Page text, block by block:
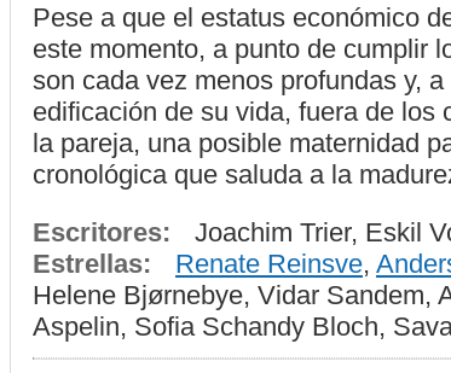
Pese a que el estatus económico
este momento, a punto de cumplir
son cada vez menos profundas y,
edificación de su vida, fuera de los
la pareja, una posible maternidad
cronológica que saluda a la
Escritores:
Joachim Trier, Eskil
Estrellas:
Renate Reinsve,
Helene Bjørnebye, Vidar Sandem,
Aspelin, Sofia Schandy Bloch,